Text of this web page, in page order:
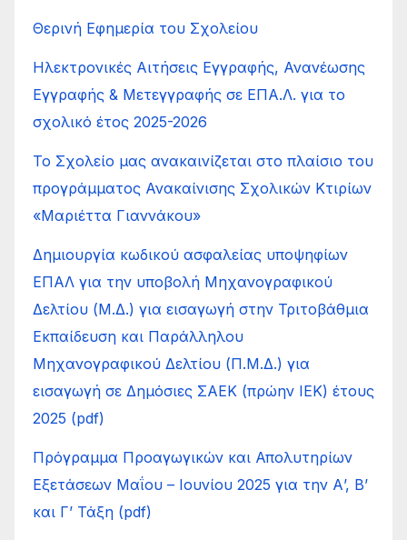
Θερινή Εφημερία του Σχολείου
Ηλεκτρονικές Αιτήσεις Εγγραφής, Ανανέωσης
Εγγραφής & Μετεγγραφής σε ΕΠΑ.Λ. για το
σχολικό έτος 2025-2026
Το Σχολείο μας ανακαινίζεται στο πλαίσιο του
προγράμματος Ανακαίνισης Σχολικών Κτιρίων
«Μαριέττα Γιαννάκου»
Δημιουργία κωδικού ασφαλείας υποψηφίων
ΕΠΑΛ για την υποβολή Μηχανογραφικού
Δελτίου (Μ.Δ.) για εισαγωγή στην Τριτοβάθμια
Εκπαίδευση και Παράλληλου
Μηχανογραφικού Δελτίου (Π.Μ.Δ.) για
εισαγωγή σε Δημόσιες ΣΑΕΚ (πρώην ΙΕΚ) έτους
2025 (pdf)
Πρόγραμμα Προαγωγικών και Απολυτηρίων
Εξετάσεων Μαΐου – Ιουνίου 2025 για την Α’, Β’
και Γ’ Τάξη (pdf)